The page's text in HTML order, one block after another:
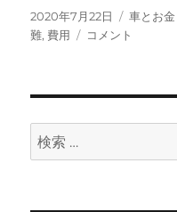
投
稿
2020年7月22日
カ
テ
車とお金
難, 費用
ホ
ッ
ナ
コメント
検
索: